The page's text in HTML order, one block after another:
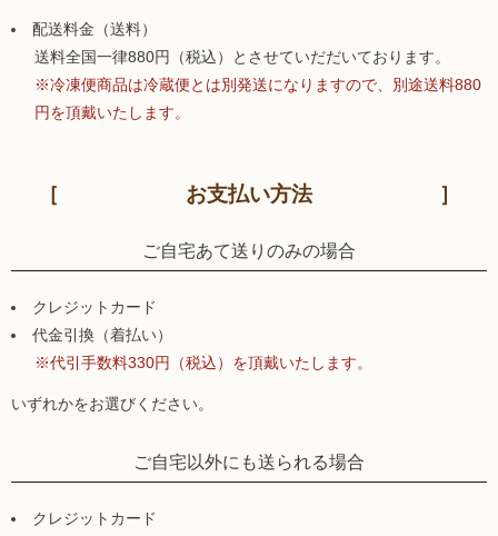
配送料金（送料）
送料全国一律880円（税込）とさせていだだいております。
※冷凍便商品は冷蔵便とは別発送になりますので、別途送料880
円を頂戴いたします。
お支払い方法
ご自宅あて送りのみの場合
クレジットカード
代金引換（着払い）
※代引手数料330円（税込）を頂戴いたします。
いずれかをお選びください。
ご自宅以外にも送られる場合
クレジットカード